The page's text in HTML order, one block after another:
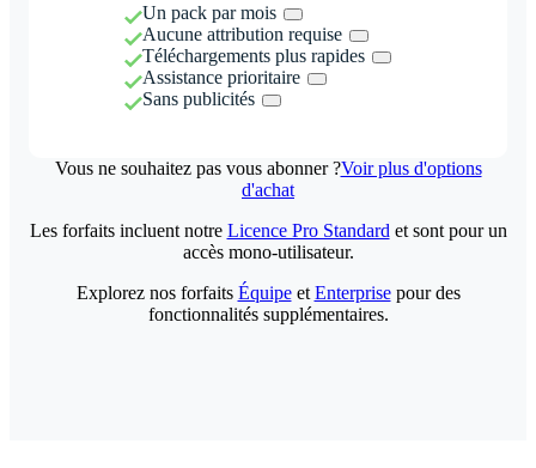
Un pack par mois
Aucune attribution requise
Téléchargements plus rapides
Assistance prioritaire
Sans publicités
Vous ne souhaitez pas vous abonner ?Voir plus d'options
d'achat
Les forfaits incluent notre Licence Pro Standard et sont pour un
accès mono-utilisateur.
Explorez nos forfaits Équipeet Enterprisepour des
fonctionnalités supplémentaires.